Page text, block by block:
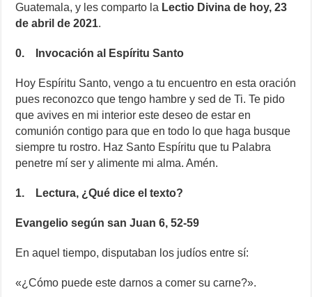
Guatemala, y les comparto la Lectio Divina de hoy, 23
de abril de 2021.
0. Invocación al Espíritu Santo
Hoy Espíritu Santo, vengo a tu encuentro en esta oración
pues reconozco que tengo hambre y sed de Ti. Te pido
que avives en mi interior este deseo de estar en
comunión contigo para que en todo lo que haga busque
siempre tu rostro. Haz Santo Espíritu que tu Palabra
penetre mí ser y alimente mi alma. Amén.
1. Lectura, ¿Qué dice el texto?
Evangelio según san Juan 6, 52-59
En aquel tiempo, disputaban los judíos entre sí:
«¿Cómo puede este darnos a comer su carne?».